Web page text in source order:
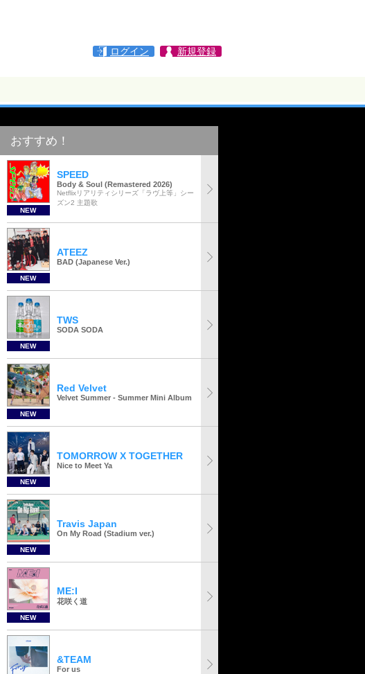
ログイン 新規登録
おすすめ！
NEW
SPEED
Body & Soul (Remastered 2026)
Netflixリアリティシリーズ「ラヴ上等」シー
ズン2 主題歌
NEW
ATEEZ
BAD (Japanese Ver.)
NEW
TWS
SODA SODA
NEW
Red Velvet
Velvet Summer - Summer Mini Album
NEW
TOMORROW X TOGETHER
Nice to Meet Ya
NEW
Travis Japan
On My Road (Stadium ver.)
NEW
ME:I
花咲く道
&TEAM
For us